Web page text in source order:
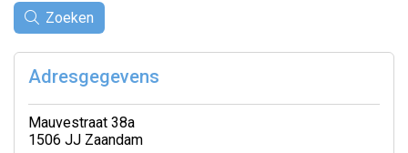
Zoeken
Adresgegevens
Mauvestraat 38a
1506 JJ Zaandam